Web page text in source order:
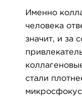
Именно
человека
значит, и за
стали